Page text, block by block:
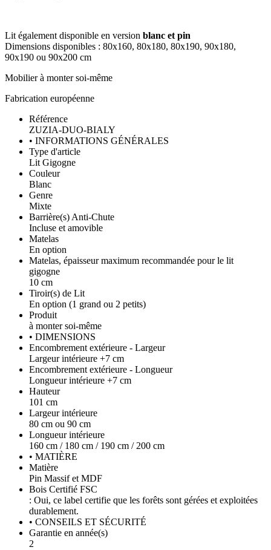
Lit également disponible en version blanc et pin
Dimensions disponibles : 80x160, 80x180, 80x190, 90x180,
90x190 ou 90x200 cm
Mobilier à monter soi-même
Fabrication européenne
Référence
ZUZIA-DUO-BIALY
• INFORMATIONS GÉNÉRALES
Type d'article
Lit Gigogne
Couleur
Blanc
Genre
Mixte
Barrière(s) Anti-Chute
Incluse et amovible
Matelas
En option
Matelas, épaisseur maximum recommandée pour le lit
gigogne
10 cm
Tiroir(s) de Lit
En option (1 grand ou 2 petits)
Produit
à monter soi-même
• DIMENSIONS
Encombrement extérieure - Largeur
Largeur intérieure +7 cm
Encombrement extérieure - Longueur
Longueur intérieure +7 cm
Hauteur
101 cm
Largeur intérieure
80 cm ou 90 cm
Longueur intérieure
160 cm / 180 cm / 190 cm / 200 cm
• MATIÈRE
Matière
Pin Massif et MDF
Bois Certifié FSC
: Oui, ce label certifie que les forêts sont gérées et exploitées
durablement.
• CONSEILS ET SÉCURITÉ
Garantie en année(s)
2